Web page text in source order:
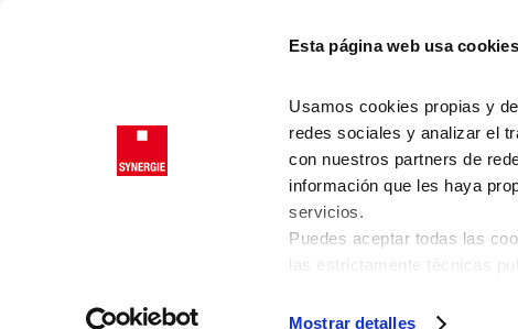
Esta página web usa cookies
Usamos cookies propias y
redes sociales y analizar el
con nuestros partners de
información que les haya
servicios.
Puedes aceptar todas las
las estrictamente técnicas
Consulta nuestra
Política de
Mostrar detalles
JOB TOUR 2026 · ¡APÚNTATE!
Consejos de trabajo